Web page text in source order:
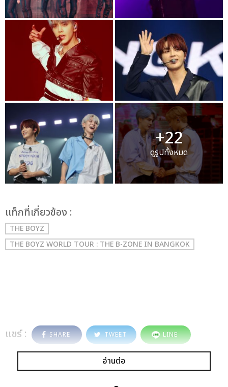
+22
ดูรูปทั้งหมด
เเท็กที่เกี่ยวข้อง :
THE BOYZ
THE BOYZ WORLD TOUR : THE B-ZONE IN BANGKOK
แชร์ : SHARE TWEET LINE
อ่านต่อ